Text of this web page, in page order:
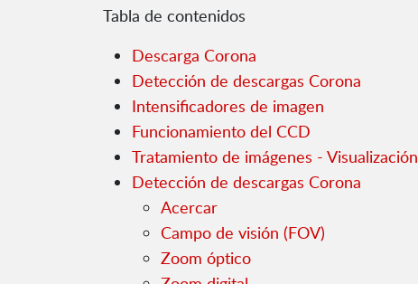
Tabla de contenidos
Descarga Corona
Detección de descargas Corona
Intensificadores de imagen
Funcionamiento del CCD
Tratamiento de imágenes - Visualización
Detección de descargas Corona
Acercar
Campo de visión (FOV)
Zoom óptico